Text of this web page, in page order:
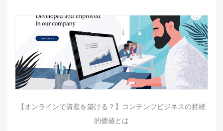
【オンラインで資産を築ける？】コンテンツビジネスの持続
的価値とは